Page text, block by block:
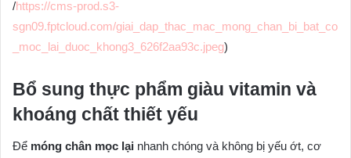
/https://cms-prod.s3-
sgn09.fptcloud.com/giai_dap_thac_mac_mong_chan_bi_bat_co
_moc_lai_duoc_khong3_626f2aa93c.jpeg)
Bổ sung thực phẩm giàu vitamin và
khoáng chất thiết yếu
Để móng chân mọc lại nhanh chóng và không bị yếu ớt, cơ